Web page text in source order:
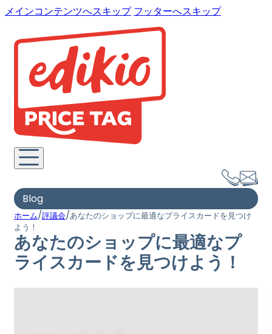
メインコンテンツへスキップ フッターへスキップ
Blog
ホーム/評議会/あなたのショップに最適なプライスカードを見つけ
よう！
あなたのショップに最適なプ
ライスカードを見つけよう！